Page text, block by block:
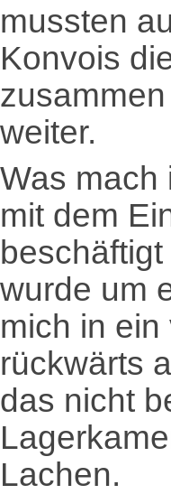
mussten
Konvois
weiter.
Was mach
mit dem
wurde um
mich in
rückwärts
das nicht
Lachen.